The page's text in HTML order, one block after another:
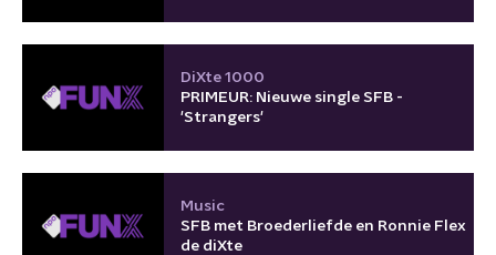
DiXte 1000
PRIMEUR: Nieuwe single SFB -
'Strangers'
Music
SFB met Broederliefde en Ronnie Flex
de diXte